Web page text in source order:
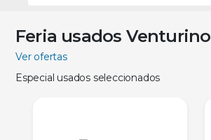
Feria usados Venturino
Ver ofertas
Especial usados seleccionados